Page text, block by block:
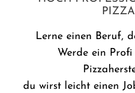
Lerne einen Beruf,
Werde ein
du wirst leicht einen